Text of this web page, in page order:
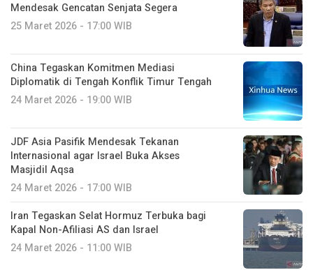
Mendesak Gencatan Senjata Segera
25 Maret 2026 - 17:00 WIB
China Tegaskan Komitmen Mediasi
Diplomatik di Tengah Konflik Timur Tengah
24 Maret 2026 - 19:00 WIB
JDF Asia Pasifik Mendesak Tekanan
Internasional agar Israel Buka Akses
Masjidil Aqsa
24 Maret 2026 - 17:00 WIB
Iran Tegaskan Selat Hormuz Terbuka bagi
Kapal Non-Afiliasi AS dan Israel
24 Maret 2026 - 11:00 WIB